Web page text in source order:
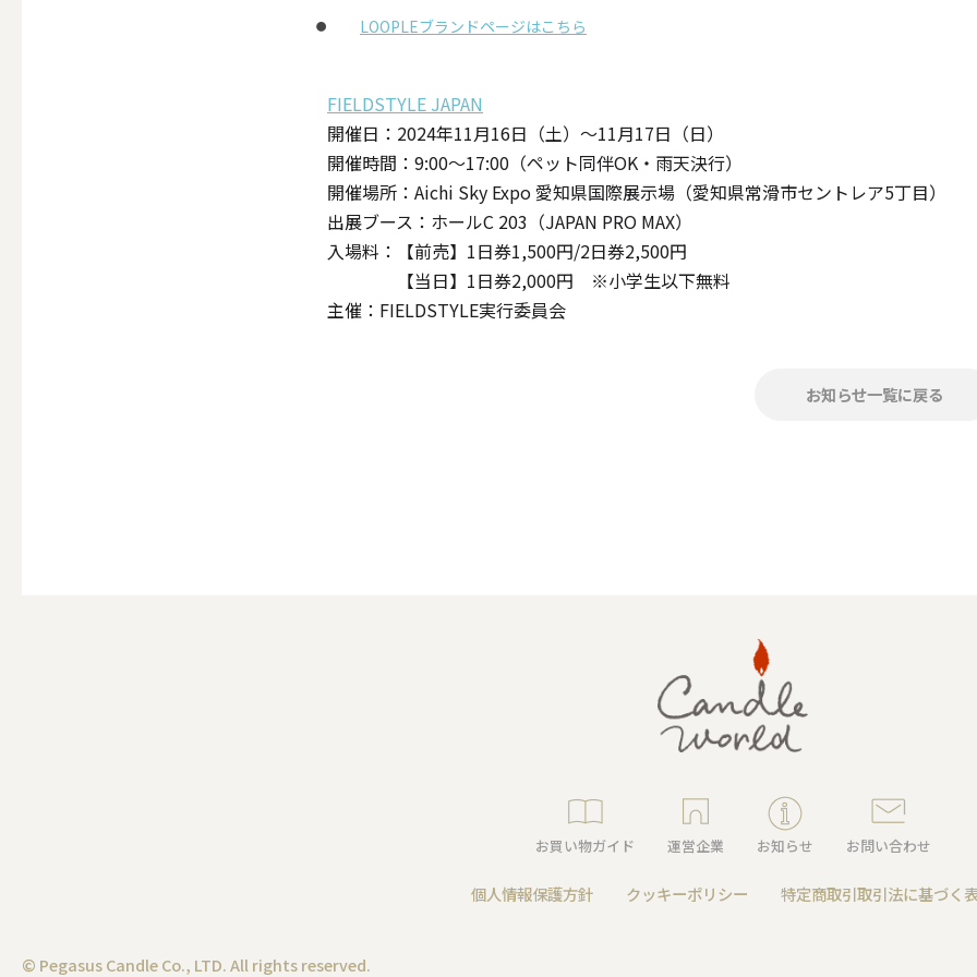
その他
ALL
アウトドアキャンドル
キャンドル・ホルダーセット アクセサリ・小物
LOOPLEブランドページはこちら
FIELDSTYLE JAPAN
開催日：2024年11月16日（土）〜11月17日（日）
開催時間：9:00〜17:00（ペット同伴OK・雨天決行）
開催場所：Aichi Sky Expo 愛知県国際展示場（愛知県常滑市セントレア5丁目）
出展ブース：ホールC 203（JAPAN PRO MAX）
入場料：【前売】1日券1,500円/2日券2,500円
【当日】1日券2,000円 ※小学生以下無料
主催：FIELDSTYLE実行委員会
お知らせ一覧に戻る
お買い物ガイド 運営企業 お知らせ お問い合わせ
個人情報保護方針 クッキーポリシー 特定商取引取引法に基づく
© Pegasus Candle Co., LTD. All rights reserved.